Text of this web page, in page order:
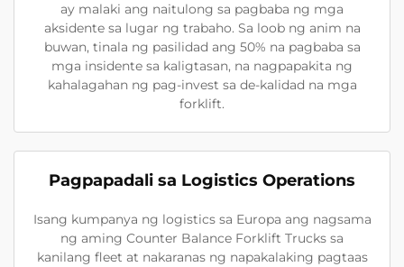
ay malaki ang naitulong sa pagbaba ng mga
aksidente sa lugar ng trabaho. Sa loob ng anim na
buwan, tinala ng pasilidad ang 50% na pagbaba sa
mga insidente sa kaligtasan, na nagpapakita ng
kahalagahan ng pag-invest sa de-kalidad na mga
forklift.
Pagpapadali sa Logistics Operations
Isang kumpanya ng logistics sa Europa ang nagsama
ng aming Counter Balance Forklift Trucks sa
kanilang fleet at nakaranas ng napakalaking pagtaas